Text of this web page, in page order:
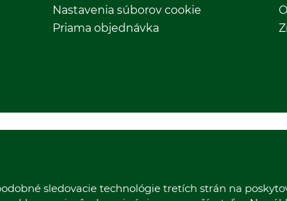
Nastavenia súborov cookie
Priama objednávka
sledovacie technológie tretích strán na